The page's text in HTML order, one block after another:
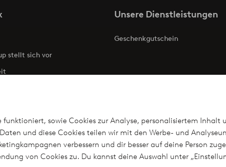
sowie Cookies zur Analyse, personalisiertem Inhalt
und diese Cookies teilen wir mit den Werbe- und
verbessern und dir besser auf deine Person
von Cookies zu. Du kannst deine Auswahl unter
stellt sich vor
Unsere Dienstleistungen
Geschenkgutschein